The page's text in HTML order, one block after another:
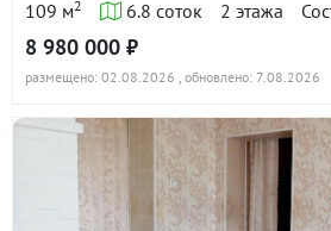
109 м2 6.8 соток 2 этажа
8 980 000 ₽
размещено: 02.08.2026 , обновлено: 7.08.2026